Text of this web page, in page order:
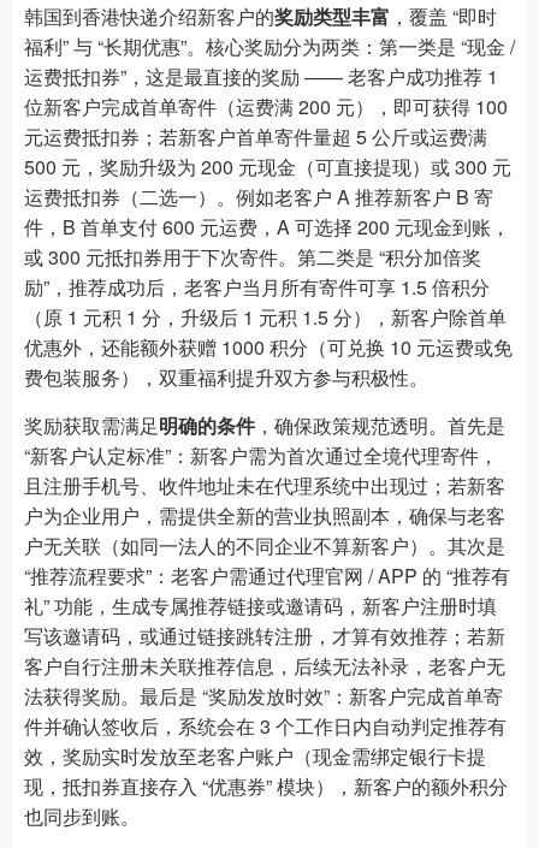
韩国到香港快递介绍新客户的奖励类型丰富 ，覆盖 “即时
福利” 与 “长期优惠”。核心奖励分为两类：第一类是 “现金 /
运费抵扣券”，这是最直接的奖励 —— 老客户成功推荐 1
位新客户完成首单寄件（运费满 200 元），即可获得 100
元运费抵扣券；若新客户首单寄件量超 5 公斤或运费满
500 元，奖励升级为 200 元现金（可直接提现）或 300 元
运费抵扣券（二选一）。例如老客户 A 推荐新客户 B 寄
件，B 首单支付 600 元运费，A 可选择 200 元现金到账，
或 300 元抵扣券用于下次寄件。第二类是 “积分加倍奖
励”，推荐成功后，老客户当月所有寄件可享 1.5 倍积分
（原 1 元积 1 分，升级后 1 元积 1.5 分），新客户除首单
优惠外，还能额外获赠 1000 积分（可兑换 10 元运费或免
费包装服务），双重福利提升双方参与积极性。
奖励获取需满足明确的条件，确保政策规范透明。首先是
“新客户认定标准”：新客户需为首次通过全境代理寄件，
且注册手机号、收件地址未在代理系统中出现过；若新客
户为企业用户，需提供全新的营业执照副本，确保与老客
户无关联（如同一法人的不同企业不算新客户）。其次是
“推荐流程要求”：老客户需通过代理官网 / APP 的 “推荐有
礼” 功能，生成专属推荐链接或邀请码，新客户注册时填
写该邀请码，或通过链接跳转注册，才算有效推荐；若新
客户自行注册未关联推荐信息，后续无法补录，老客户无
法获得奖励。最后是 “奖励发放时效”：新客户完成首单寄
件并确认签收后，系统会在 3 个工作日内自动判定推荐有
效，奖励实时发放至老客户账户（现金需绑定银行卡提
现，抵扣券直接存入 “优惠券” 模块），新客户的额外积分
也同步到账。